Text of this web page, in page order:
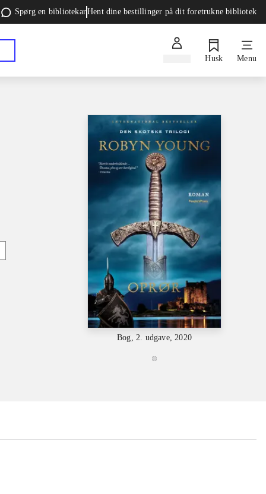
Spørg en bibliotekarHent dine bestillinger på dit foretrukne bibliotek
Husk Menu
Bog, 2. udgave, 2020